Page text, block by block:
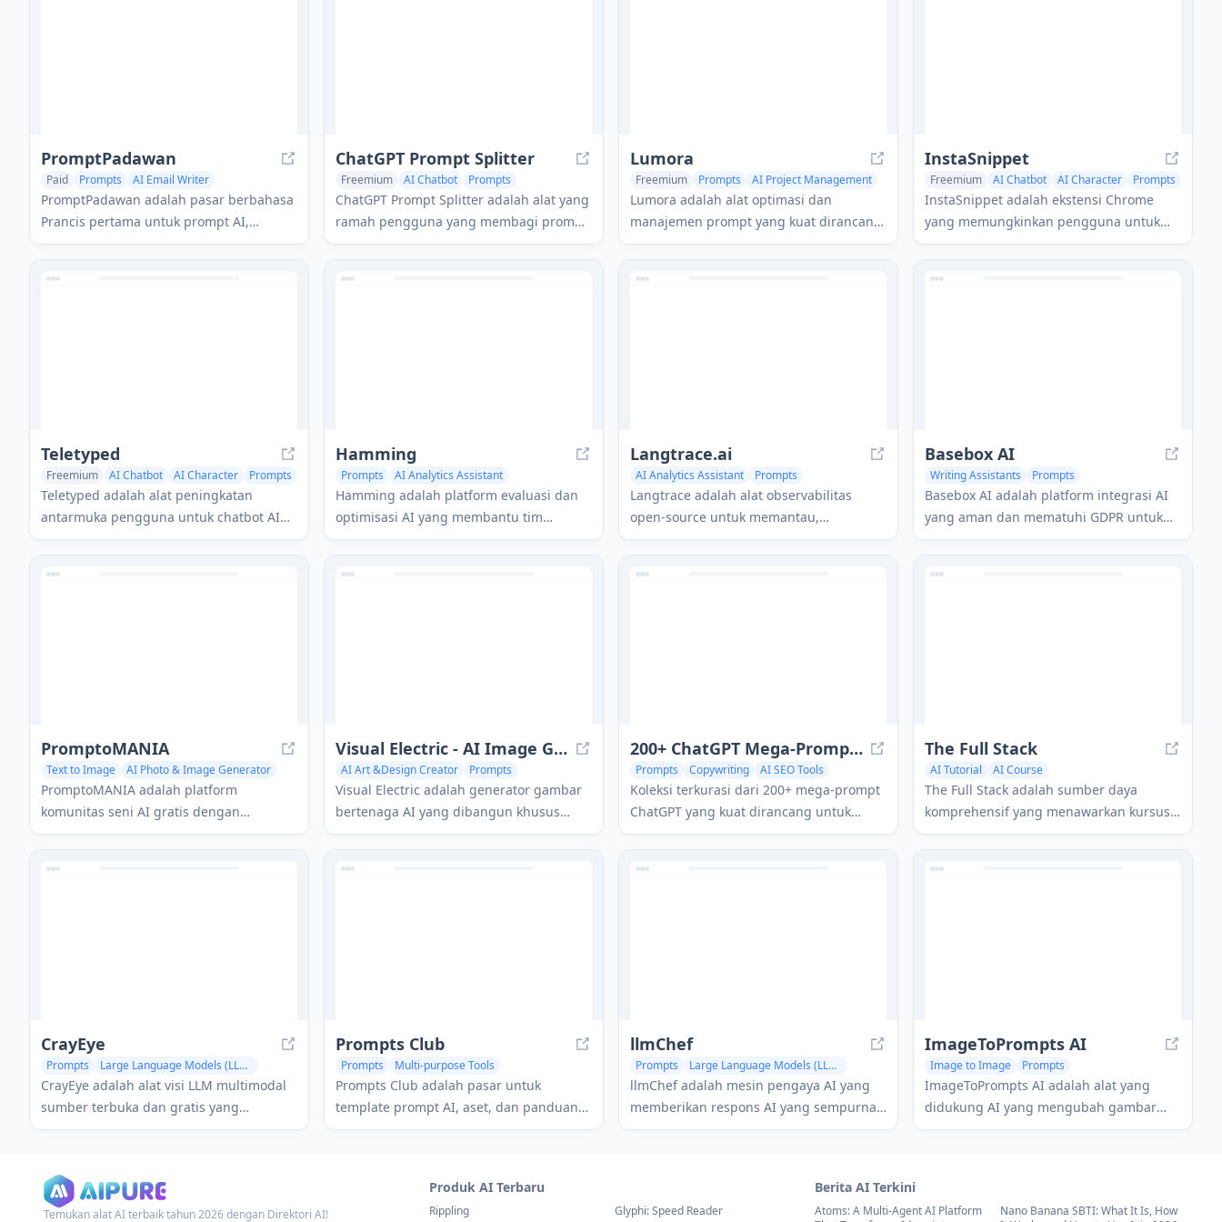
PromptPadawan
Paid Prompts
AI Email Writer
AI Script Writing
PromptPadawan adalah pasar berbahasa
Prancis pertama untuk prompt AI,
menawarkan pilihan terkurasi dari
Midjourney, DALL-E, dan Stable Diffusion.
ChatGPT Prompt Splitter
Freemium AI Chatbot
Prompts
Writing Assistants
ChatGPT Prompt Splitter adalah alat yang
ramah pengguna yang membagi prompt
teks panjang menjadi chunk yang lebih
yang mulus dengan ChatGPT dan model
Lumora
Freemium Prompts
AI Project Management
AI Team Collaboration
Lumora adalah alat optimasi dan
manajemen prompt yang kuat dirancang
untuk tim agar dapat menyederhanakan
kolaborasi.
InstaSnippet
Freemium AI Chatbot AI Character Prompts
InstaSnippet adalah ekstensi Chrome
yang memungkinkan pengguna untuk
merender komponen React interaktif
seperti ChatGPT dan Claude.
Teletyped
Freemium AI Chatbot AI Character Prompts
Teletyped adalah alat peningkatan
antarmuka pengguna untuk chatbot AI
seperti ChatGPT dan Claude,
penuh, penyimpanan obrolan, dan
Hamming
Prompts
AI Analytics Assistant
Large Language Models (LLMs)
Hamming adalah platform evaluasi dan
optimisasi AI yang membantu tim
rekayasa membangun produk AI yang
dengan lebih cepat.
Langtrace.ai
AI Analytics Assistant
Prompts
Large Language Models (LLMs)
Langtrace adalah alat observabilitas
open-source untuk memantau,
mengevaluasi, dan mengoptimalkan
wawasan waktu nyata dan metrik kinerja
Basebox AI
Writing Assistants Prompts
Basebox AI adalah platform integrasi AI
yang aman dan mematuhi GDPR untuk
perusahaan yang melindungi data
PromptoMANIA
Text to Image
AI Photo & Image Generator
AI Illustration Generator
PromptoMANIA adalah platform
komunitas seni AI gratis dengan
pembuat prompt online yang membantu
untuk berbagai model difusi teks-ke-
Visual Electric - AI Image Generator
AI Art &Design Creator
Prompts
AI Photo & Image Generator
Visual Electric adalah generator gambar
bertenaga AI yang dibangun khusus
untuk desainer, menawarkan kanvas
canggih seperti pembuatan mockup dan
200+ ChatGPT Mega-Prompts for Solopreneurs
Prompts Copywriting AI SEO Tools
Koleksi terkurasi dari 200+ mega-prompt
ChatGPT yang kuat dirancang untuk
membantu solopreneur
meningkatkan produktivitas, dan
The Full Stack
AI Tutorial
AI Course
Large Language Models (LLMs)
The Full Stack adalah sumber daya
komprehensif yang menawarkan kursus,
komunitas, dan praktik terbaik untuk
seluruh siklus pengembangan.
CrayEye
Prompts Large Language Models (LLMs)
CrayEye adalah alat visi LLM multimodal
sumber terbuka dan gratis yang
memungkinkan pengguna untuk
visual bertenaga AI yang ditingkatkan
dengan konteks dunia nyata dari sensor
perangkat dan API.
Prompts Club
Prompts Multi-purpose Tools
Prompts Club adalah pasar untuk
template prompt AI, aset, dan panduan
untuk meningkatkan produktivitas
llmChef
Prompts Large Language Models (LLMs)
llmChef adalah mesin pengaya AI yang
memberikan respons AI yang sempurna
tanpa memerlukan pengguna untuk
akses ke model bahasa terkemuka.
ImageToPrompts AI
Image to Image Prompts
ImageToPrompts AI adalah alat yang
didukung AI yang mengubah gambar
menjadi prompt teks terperinci untuk
deskripsi bahasa alami.
Temukan alat AI terbaik tahun 2026 dengan Direktori AI!
Produk AI Terbaru
Rippling Glyphi: Speed Reader
Berita AI Terkini
Atoms: A Multi-Agent AI Platform
Nano Banana SBTI: What It Is, How